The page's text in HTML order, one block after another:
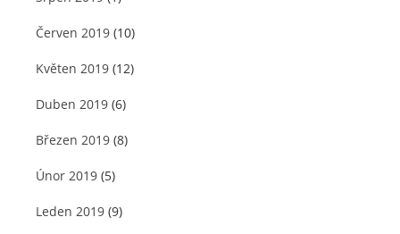
Červen 2019 (10)
Květen 2019 (12)
Duben 2019 (6)
Březen 2019 (8)
Únor 2019 (5)
Leden 2019 (9)